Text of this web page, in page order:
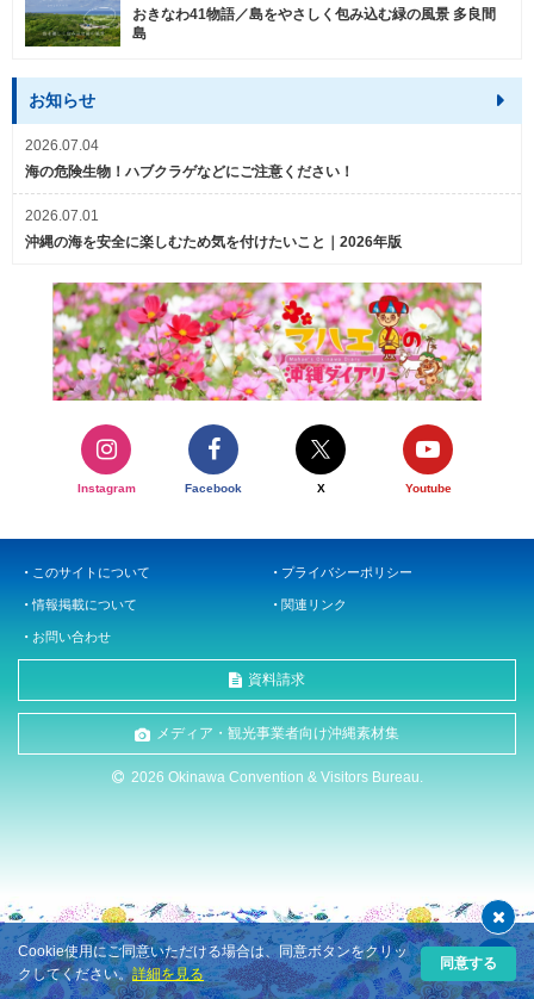
おきなわ41物語／島をやさしく包み込む緑の風景 多良間
島
お知らせ
2026.07.04
海の危険生物！ハブクラゲなどにご注意ください！
2026.07.01
沖縄の海を安全に楽しむため気を付けたいこと｜2026年版
Instagram Facebook X Youtube
このサイトについて プライバシーポリシー
情報掲載について 関連リンク
お問い合わせ
資料請求
メディア・観光事業者向け沖縄素材集
2026 Okinawa Convention & Visitors Bureau.
Cookie使用にご同意いただける場合は、同意ボタンをクリッ
クしてください。詳細を見る
同意する